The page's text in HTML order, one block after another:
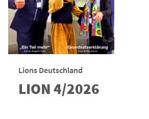
Lions Deutschland
LION 4/2026